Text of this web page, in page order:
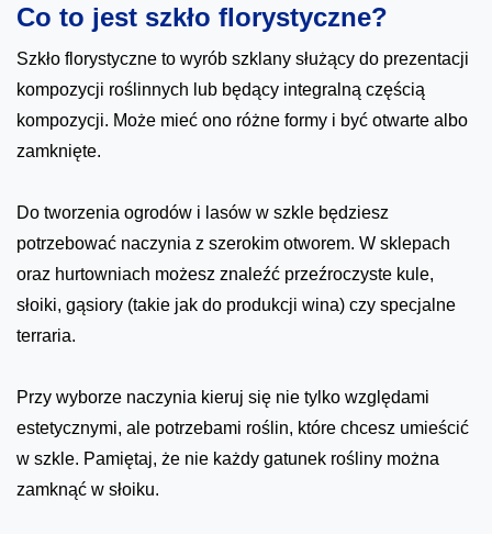
Co to jest szkło florystyczne?
Szkło florystyczne to wyrób szklany służący do prezentacji
kompozycji roślinnych lub będący integralną częścią
kompozycji. Może mieć ono różne formy i być otwarte albo
zamknięte.
Do tworzenia ogrodów i lasów w szkle będziesz
potrzebować naczynia z szerokim otworem. W sklepach
oraz hurtowniach możesz znaleźć przeźroczyste kule,
słoiki, gąsiory (takie jak do produkcji wina) czy specjalne
terraria.
Przy wyborze naczynia kieruj się nie tylko względami
estetycznymi, ale potrzebami roślin, które chcesz umieścić
w szkle. Pamiętaj, że nie każdy gatunek rośliny można
zamknąć w słoiku.